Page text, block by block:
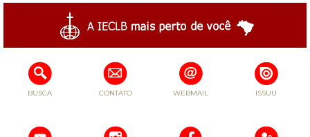
BUSCA CONTATO WEBMAIL ISSUU